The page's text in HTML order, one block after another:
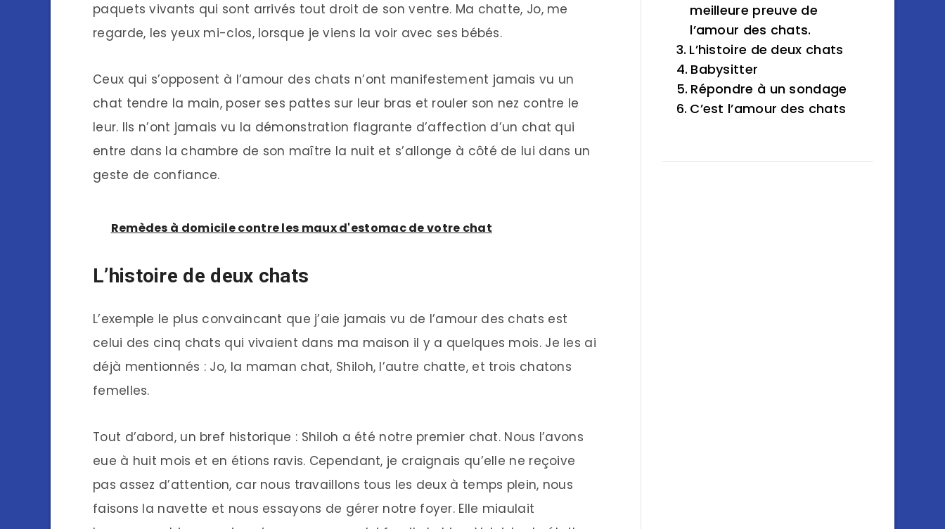
paquets vivants qui sont arrivés tout droit de son ventre. Ma chatte, Jo, me
regarde, les yeux mi-clos, lorsque je viens la voir avec ses bébés.
Ceux qui s’opposent à l’amour des chats n’ont manifestement jamais vu un
chat tendre la main, poser ses pattes sur leur bras et rouler son nez contre le
leur. Ils n’ont jamais vu la démonstration flagrante d’affection d’un chat qui
entre dans la chambre de son maître la nuit et s’allonge à côté de lui dans un
geste de confiance.
Remèdes à domicile contre les maux d'estomac de votre chat
L’histoire de deux chats
L’exemple le plus convaincant que j’aie jamais vu de l’amour des chats est
celui des cinq chats qui vivaient dans ma maison il y a quelques mois. Je les ai
déjà mentionnés : Jo, la maman chat, Shiloh, l’autre chatte, et trois chatons
femelles.
Tout d’abord, un bref historique : Shiloh a été notre premier chat. Nous l’avons
eue à huit mois et en étions ravis. Cependant, je craignais qu’elle ne reçoive
pas assez d’attention, car nous travaillons tous les deux à temps plein, nous
faisons la navette et nous essayons de gérer notre foyer. Elle miaulait
meilleure preuve de
l’amour des chats.
L’histoire de deux chats
Babysitter
Répondre à un sondage
C’est l’amour des chats